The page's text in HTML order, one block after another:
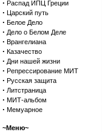
· Распад ИПЦ Греции
· Царский путь
· Белое Дело
· Дело о Белом Деле
· Врангелиана
· Казачество
· Дни нашей жизни
· Репрессирование МИТ
· Русская защита
· Литстраница
· МИТ-альбом
· Мемуарное
~Меню~